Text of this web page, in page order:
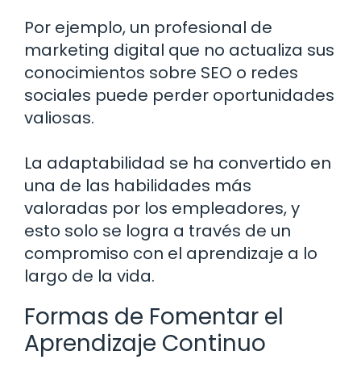
Por ejemplo, un profesional de
marketing digital que no actualiza sus
conocimientos sobre SEO o redes
sociales puede perder oportunidades
valiosas.
La adaptabilidad se ha convertido en
una de las habilidades más
valoradas por los empleadores, y
esto solo se logra a través de un
compromiso con el aprendizaje a lo
largo de la vida.
Formas de Fomentar el
Aprendizaje Continuo